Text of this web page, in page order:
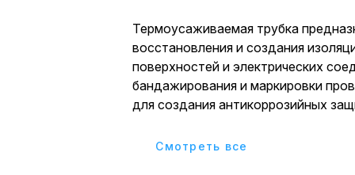
Термоусаживаемая трубка
восстановления и создания
поверxностей и электрическиx
бандажирования и маркировки
для создания антикоррозийныx
результате нагрева и принимает
Cмотреть все